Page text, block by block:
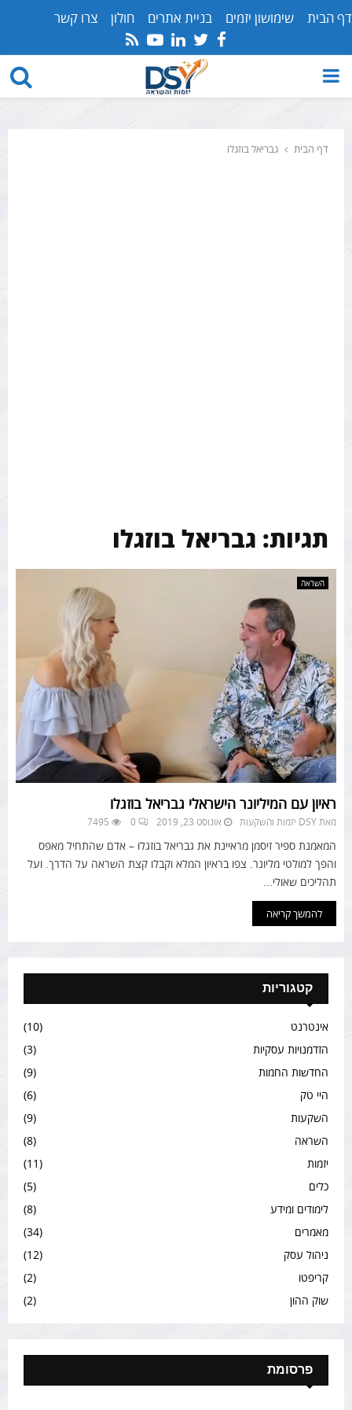
דף הבית שימושון יזמים בניית אתרים חולון צרו קשר
Facebook
Twitter
Linkedin
Youtube
Rss
PRIMARY
דף הבית גבריאל בוזגלו
תגיות: גבריאל בוזגלו
השראה
ראיון עם המיליונר הישראלי גבריאל בוזגלו
מאתDSY יזמות והשקעות אוגוסט 23, 2019 0
7495
המאמנת ספיר זיסמן מראיינת את גבריאל בוזגלו – אדם שהתחיל מאפס
והפך למולטי מליונר. צפו בראיון המלא וקבלו קצת השראה על הדרך. ועל
תהליכים שאולי...
להמשך קריאה
קטגוריות
אינטרנט
(10)
הזדמנויות עסקיות
(3)
החדשות החמות
(9)
היי טק
(6)
השקעות
(9)
השראה
(8)
יזמות
(11)
כלים
(5)
לימודים ומידע
(8)
מאמרים
(34)
ניהול עסק
(12)
קריפטו
(2)
שוק ההון
(2)
פרסומת